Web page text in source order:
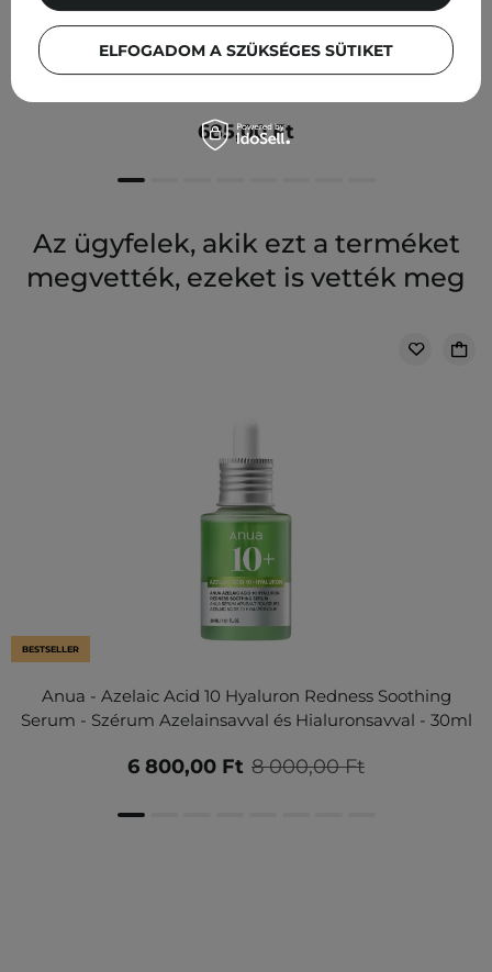
Etude House - 0.2mm Therapy Air Mask - Hyaluronic
685,00 Ft
Az ügyfelek, akik ezt a terméket
megvették, ezeket is vették meg
BESTSELLER
Anua - Azelaic Acid 10 Hyaluron Redness Soothing
Serum - Szérum Azelainsavval és Hialuronsavval - 30ml
8 000,00 Ft
6 800,00 Ft
ELFOGADOM A SZÜKSÉGES SÜTIKET